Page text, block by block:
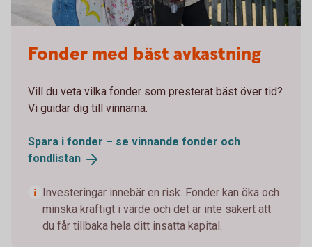
Fonder med bäst avkastning
Vill du veta vilka fonder som presterat bäst över tid?
Vi guidar dig till vinnarna.
Spara i fonder – se vinnande fonder och
fondlistan
Investeringar innebär en risk. Fonder kan öka och
minska kraftigt i värde och det är inte säkert att
du får tillbaka hela ditt insatta kapital.